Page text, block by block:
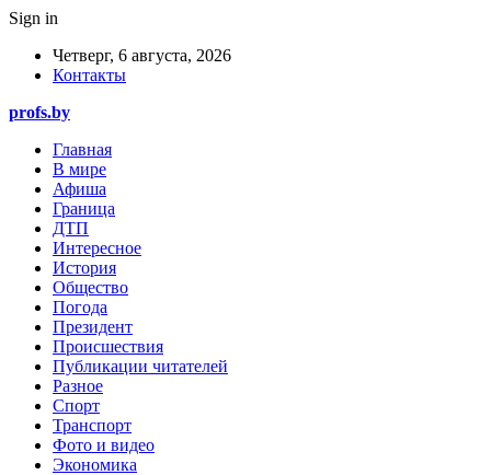
Sign in
Четверг, 6 августа, 2026
Контакты
profs.by
Главная
В мире
Афиша
Граница
ДТП
Интересное
История
Общество
Погода
Президент
Происшествия
Публикации читателей
Разное
Спорт
Транспорт
Фото и видео
Экономика